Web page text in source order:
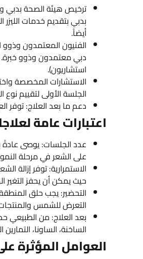
ترخيص هيئة الصحة بدبي
بدبي بتقديم خدمات
أيضاً.
الفنيون المعتمدون وذوو
دبي معتمدون وذوو خبرة.
استشاريون).
الاستشارات المخصصة
الجلسة الأولى لتقييم نوع
دعم ما بعد العلاج: توفر
اعتبارات عامة
على الشعر في مرحلة
حيث يمكن أن يحفز التغير
التعرض للشمس والمنتجات
بعد العلاج: من الطبيعي
الساخنة، الساونا، التمارين الشديدة) لمدة 24 ساعة،
العوامل المؤثرة